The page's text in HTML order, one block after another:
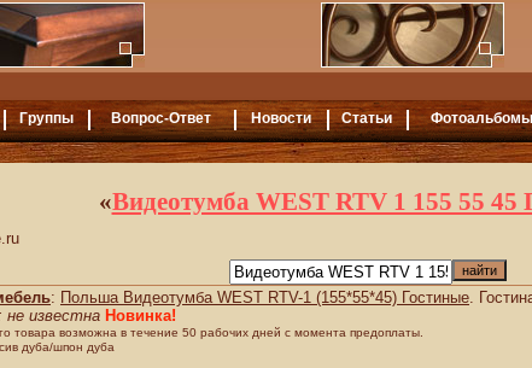
Группы Вопрос-Ответ Новости Статьи Фотоальбомы
«Видеотумба WEST RTV 1 155 55
: Польша Видеотумба WEST RTV-1 (155*55*45) Гостиные.
известна Новинка!
товара возможна в течение 50 рабочих дней с момента предоплаты.
дуба/шпон дуба